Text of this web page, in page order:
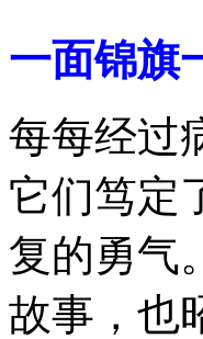
一面锦旗
每每经过
它们笃定
复的勇气
故事，也